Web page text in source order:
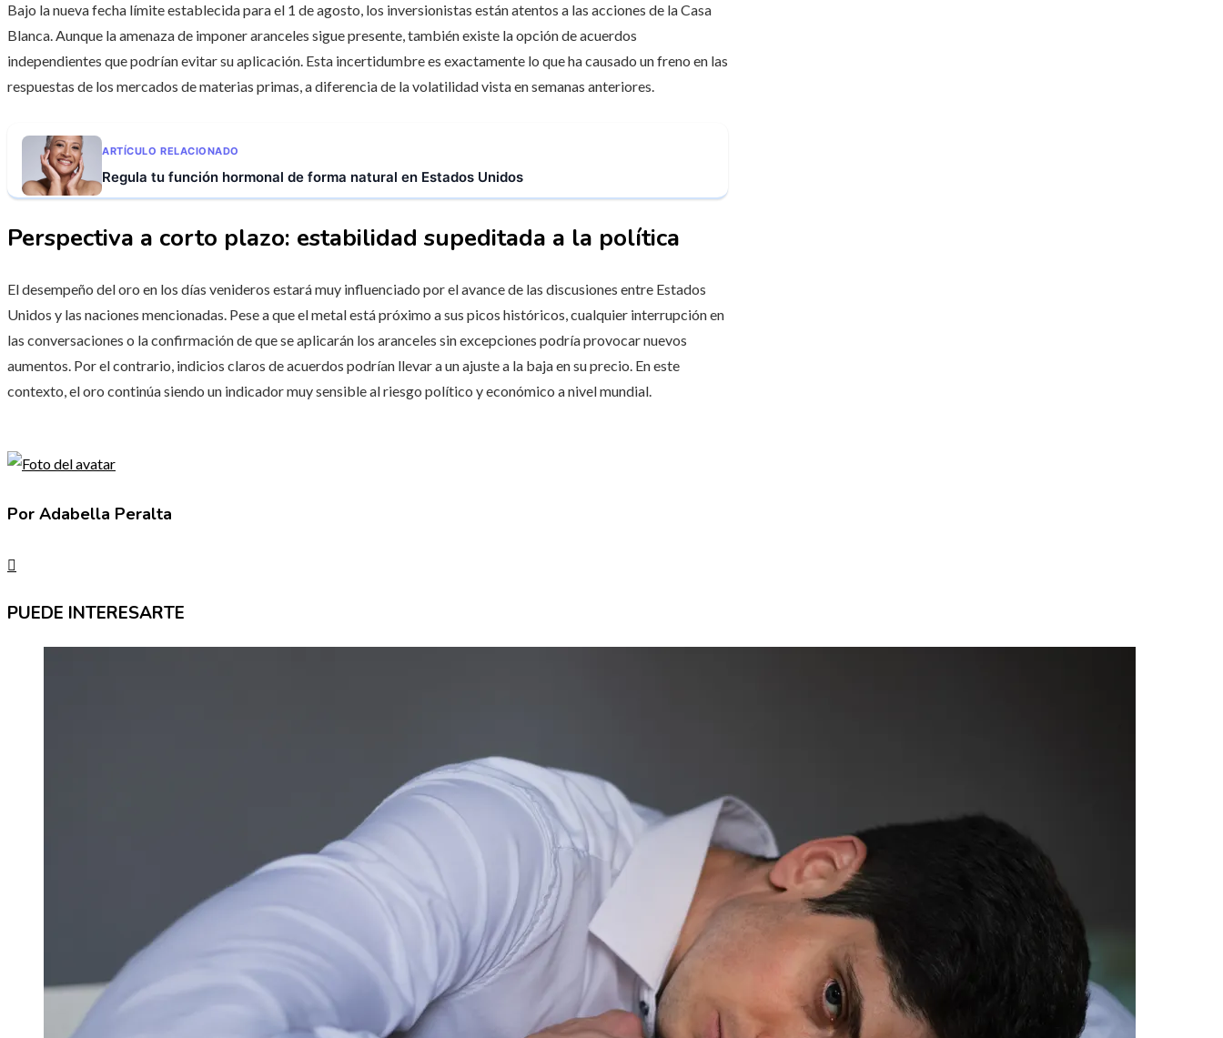
Bajo la nueva fecha límite establecida para el 1 de agosto, los inversionistas están atentos a las acciones de la Casa
Blanca. Aunque la amenaza de imponer aranceles sigue presente, también existe la opción de acuerdos
independientes que podrían evitar su aplicación. Esta incertidumbre es exactamente lo que ha causado un freno en las
respuestas de los mercados de materias primas, a diferencia de la volatilidad vista en semanas anteriores.
ARTÍCULO RELACIONADO
Regula tu función hormonal de forma natural en Estados Unidos
Perspectiva a corto plazo: estabilidad supeditada a la política
El desempeño del oro en los días venideros estará muy influenciado por el avance de las discusiones entre Estados
Unidos y las naciones mencionadas. Pese a que el metal está próximo a sus picos históricos, cualquier interrupción en
las conversaciones o la confirmación de que se aplicarán los aranceles sin excepciones podría provocar nuevos
aumentos. Por el contrario, indicios claros de acuerdos podrían llevar a un ajuste a la baja en su precio. En este
contexto, el oro continúa siendo un indicador muy sensible al riesgo político y económico a nivel mundial.
Por Adabella Peralta
PUEDE INTERESARTE